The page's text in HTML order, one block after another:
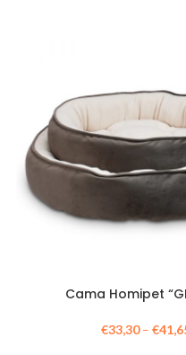
Cama Homipet
€33,30– €